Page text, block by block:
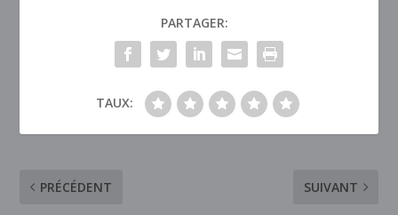
PARTAGER:
TAUX:
PRÉCÉDENT SUIVANT